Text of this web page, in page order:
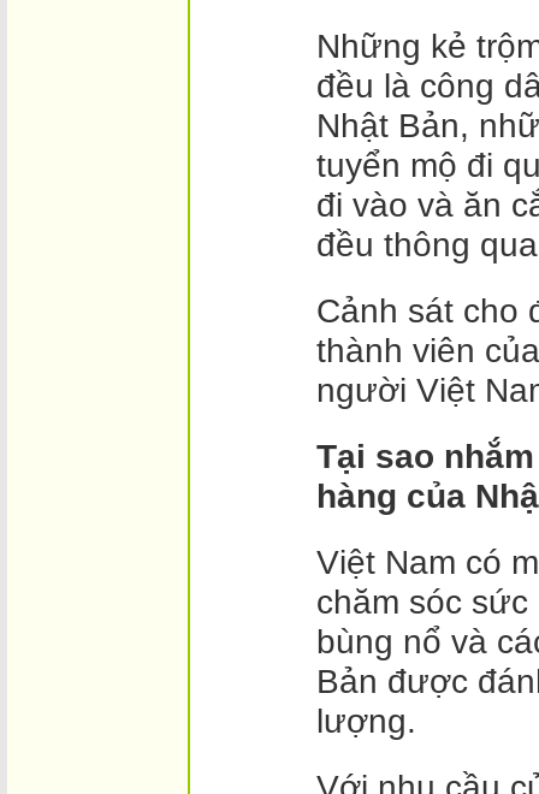
Những kẻ
đều là công
Nhật Bản,
tuyển mộ đi
đi vào và ăn
đều thông
Cảnh sát cho
thành viên
người Việt
Tại sao
hàng của
Việt Nam có
chăm sóc
bùng nổ và
Bản được
lượng.